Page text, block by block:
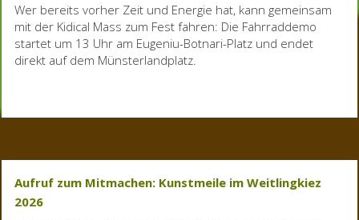
Wer bereits vorher Zeit und Energie hat, kann gemeinsam
mit der Kidical Mass zum Fest fahren: Die Fahrraddemo
startet um 13 Uhr am Eugeniu-Botnari-Platz und endet
direkt auf dem Münsterlandplatz.
Aufruf zum Mitmachen: Kunstmeile im Weitlingkiez
2026